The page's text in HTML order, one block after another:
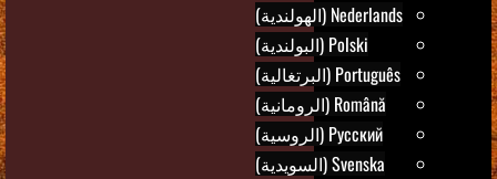
Nederlands (الهولندية)
Polski (البولندية)
Português (البرتغالية)
Română (الرومانية)
Русский (الروسية)
Svenska (السويدية)